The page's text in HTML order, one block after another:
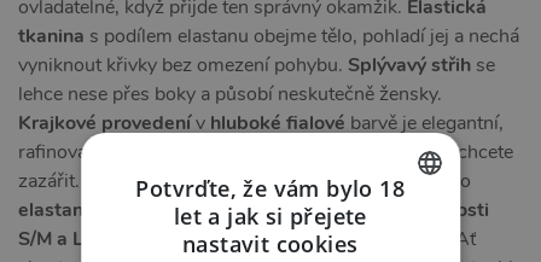
ovladatelné, když přijde ten správný okamžik. Elastická
tkanina s podílem elastanu obejme tělo, pohladí jej a nechá
vyniknout křivky bez omezení pohybu. Splývavý střih se
lehce nese přes boky a působí neskutečně žensky.
Krajkové provedenív hluboké fialové barvě je elegantní,
rafinované a nesporně sexy – ideální pro chvíle, kdy chcete
zazářit.
Polyamidzajišťuje jemnost na dotek, zatímco
elastan dodává pružnost a pohodlí.Dostupné velikosti
S/M a L/XL
usnadní výběr toho správného padnutí. Ať
Potvrďte, že vám bylo 18
let a jak si přejete
nastavit cookies